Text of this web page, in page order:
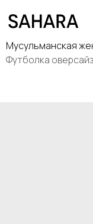
Мусульманская
Футболка